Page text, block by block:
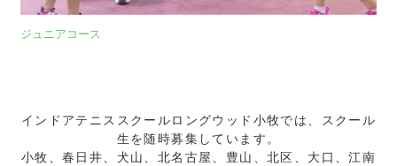
ジュニアコース
インドアテニススクールロングウッド小牧では、スクール
生を随時募集しています。
小牧、春日井、犬山、北名古屋、豊山、北区、大口、江南